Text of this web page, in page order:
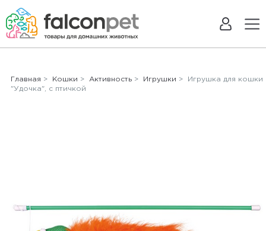
Главная > Кошки > Активность> Игрушки > Игрушка для кошки
"Удочка", с птичкой